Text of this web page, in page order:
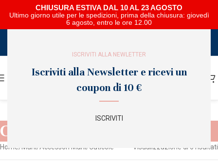
ISCRIVITI ALLA NEWLETTER
Iscriviti alla Newsletter e ricevi un
coupon di 10 €
ISCRIVITI
CHIUSURA ESTIVA DAL 10 AL 23 AGOSTO
Ultimo giorno utile per le spedizioni, prima della chiusura: giovedì
6 agosto, entro le ore 12.00
Cuticole
Home Mani Accessori Mani Cuticole Visualizzazione di 6 risultati